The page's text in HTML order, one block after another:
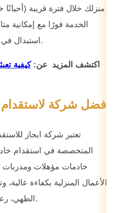
منزلك خلال فترة قريبة (أحيانًا
الخدمة فورًا مع إمكانية
استبدال في حال عدم التوافق.
اكتشف المزيد عن:كيفية
أفضل شركة
تعتبر شركة ايجاز
المتخصصة في استقدام
خادمات مؤهلات
الأعمال المنزلية بكفاءة
الطهي، رعاية الأطفال وكبار السن.